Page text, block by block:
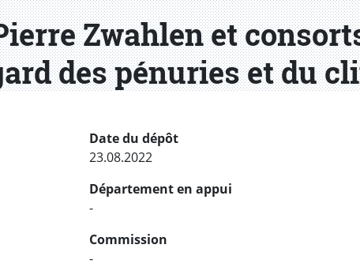
Zwahlen et
des pénuries et du
Date du dépôt
23.08.2022
Département en appui
-
Commission
-